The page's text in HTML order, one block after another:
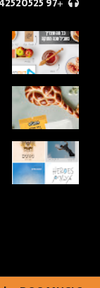
+97 2542520525